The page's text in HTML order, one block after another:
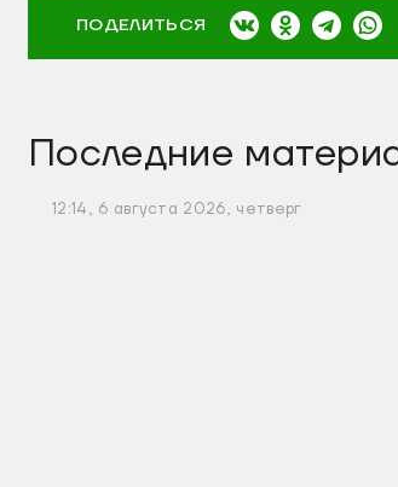
ПОДЕЛИТЬСЯ
Последние
12:14, 6 августа 2026, четверг